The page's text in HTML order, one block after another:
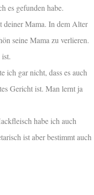
es gefunden habe.
deiner Mama. In dem Alter
seine Mama zu verlieren.
ich gar nicht, dass es auch
Gericht ist. Man lernt ja
habe ich auch
ist aber bestimmt auch